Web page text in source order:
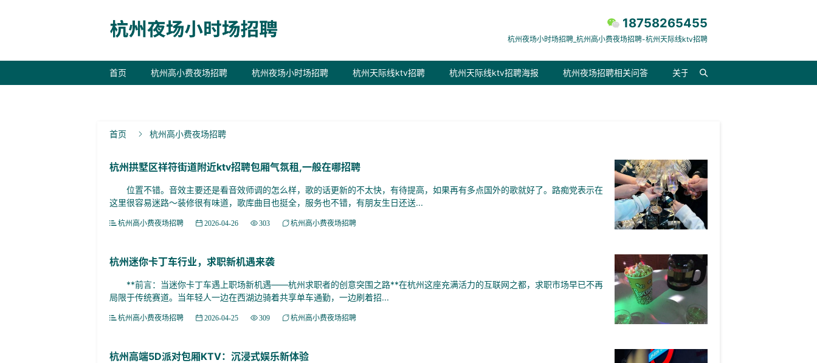
18758265455
杭州夜场小时场招聘_杭州高小费夜场招聘-杭州天际线ktv招聘
首页 杭州高小费夜场招聘 杭州夜场小时场招聘 杭州天际线ktv招聘 杭州天际线ktv招聘海报 杭州夜场招聘相关问答 关于我们
首页  杭州高小费夜场招聘
杭州拱墅区祥符街道附近ktv招聘包厢气氛租,一般在哪招聘
位置不错。音效主要还是看音效师调的怎么样，歌的话更新的不太快，有待提高，如果再有多点国外的歌就好了。路痴党表示在
这里很容易迷路～装修很有味道，歌库曲目也挺全，服务也不错，有朋友生日还送...
杭州高小费夜场招聘 2026-04-26 303 杭州高小费夜场招聘
杭州迷你卡丁车行业，求职新机遇来袭
**前言：当迷你卡丁车遇上职场新机遇——杭州求职者的创意突围之路**在杭州这座充满活力的互联网之都，求职市场早已不再
局限于传统赛道。当年轻人一边在西湖边骑着共享单车通勤，一边刷着招...
杭州高小费夜场招聘 2026-04-25 309 杭州高小费夜场招聘
杭州高端5D派对包厢KTV：沉浸式娱乐新体验